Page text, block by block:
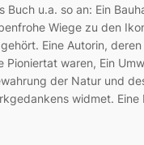
Buch u.a. so an: Ein
Wiege zu den
Eine Autorin,
Pioniertat waren, Ein
der Natur und
widmet. Eine